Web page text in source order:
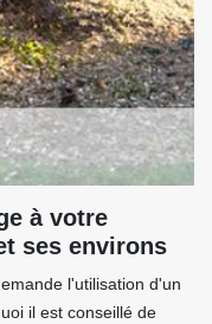
à votre
ses environs
l'utilisation d'un
il est conseillé de